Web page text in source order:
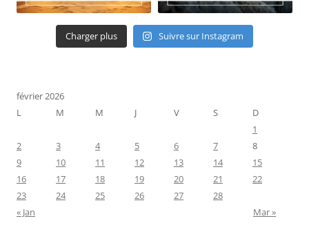
Charger plus Suivre sur Instagram
février 2026
L
M M J V S
D
1
2
3 4 5 6 7
8
9
10 11 12 13 14
15
16
17 18 19 20 21
22
23
24 25 26 27
28
« Jan
Mar »